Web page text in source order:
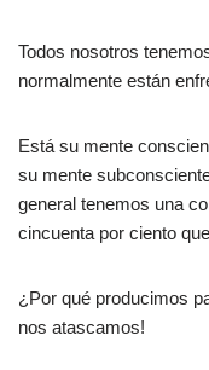
Todos nosotros
normalmente están
Está su mente
su mente
general tenemos una
cincuenta por ciento
¿Por qué producimos
nos atascamos!